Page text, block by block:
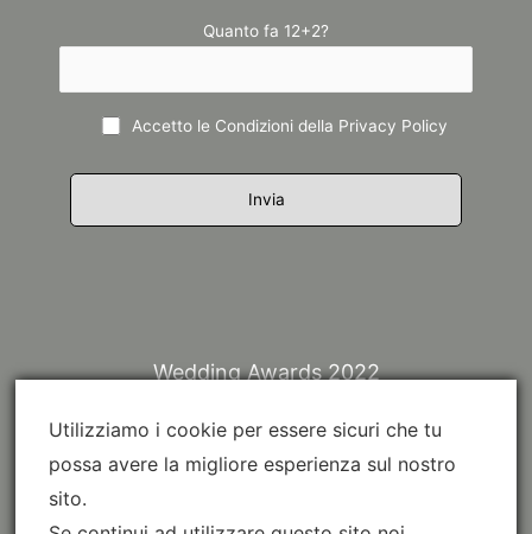
Quanto fa 12+2?
Accetto le Condizioni della Privacy Policy
Wedding Awards 2022
Utilizziamo i cookie per essere sicuri che tu
possa avere la migliore esperienza sul nostro
sito.